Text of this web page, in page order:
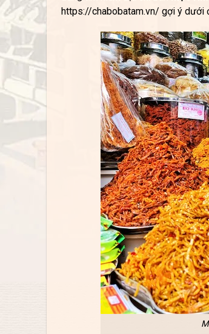
https://chabobatam.vn/ gợi ý dưới